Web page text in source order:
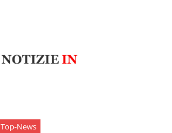
Top-News